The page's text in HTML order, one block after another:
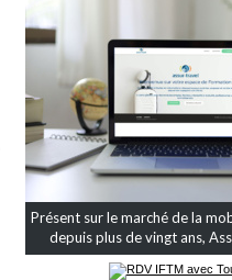
Présent sur le marché de la
depuis plus de vingt ans,